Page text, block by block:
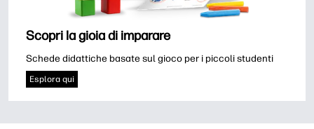
Scopri la gioia di imparare
Schede didattiche basate sul gioco per i piccoli studenti
Esplora qui